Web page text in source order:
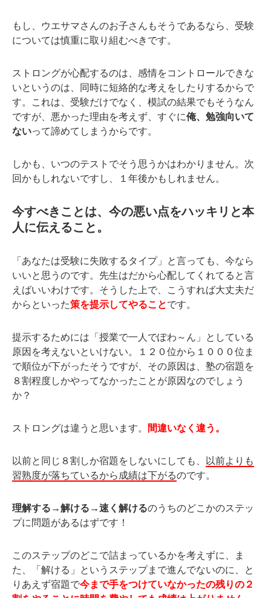
もし、ウエサマさんのお子さんもそうであるなら、受験
については慎重に取り組むべきです。
ストロングが心配するのは、感情をコントロールできな
いというのは、同時に短絡的な考えをしたりするからで
す。これは、受験だけでなく、模試の結果でもそうなん
ですが、悪かった理由を考えず、すぐに俺、勉強向いて
ないって諦めてしまうからです。
しかも、いつのテストでそう思うかはわかりません。次
回かもしれないですし、１年後かもしれません。
今すべきことは、今の悪い点をハッキリと本
人に伝えること。
「あなたは受験に失敗するタイプ」と言っても、今なら
いいと思うのです。先生はだから心配してくれてると言
えばいいわけです。そうした上で、こうすれば大丈夫だ
からといった策を提示してやることです。
提示するためには「授業で一人でぽわ～ん」としている
原因を考えないといけない。１２０位から１０００位ま
で順位が下がったそうですが、その原因は、塾の宿題を
８割程度しかやってなかったことが原因なのでしょう
か？
ストロングは違うと思います。 間違いなく違う。
以前と同じ８割しか宿題をしないにしても、
以前よりも
習熟度が落ちているから成績は下がるのです。
理解する→解ける→速く解けるのうちのどこかのステッ
プに問題があるはずです！
このステップのどこで詰まっているかを考えずに、ま
た、「解ける」というステップまで進んでないのに、と
りあえず宿題で今まで手をつけていなかったの残りの２